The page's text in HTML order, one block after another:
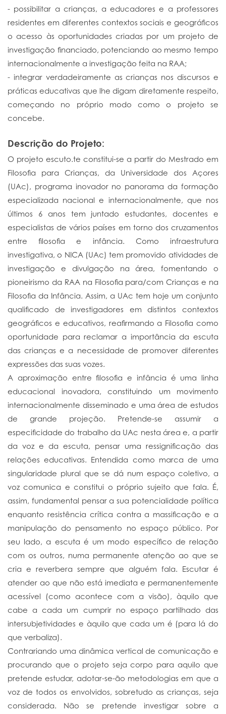
- possibilitar a crianças, a educadores e a professores
residentes em diferentes contextos sociais e geográficos
o acesso às oportunidades criadas por um projeto de
investigação financiado, potenciando ao mesmo tempo
internacionalmente a investigação feita na RAA;
- integrar verdadeiramente as crianças nos discursos e
práticas educativas que lhe digam diretamente respeito,
começando no próprio modo como o projeto se
concebe.
Descrição do Projeto:
O projeto escuto.te constitui-se a partir do Mestrado em
Filosofia para Crianças, da Universidade dos Açores
(UAc), programa inovador no panorama da formação
especializada nacional e internacionalmente, que nos
últimos 6 anos tem juntado estudantes, docentes e
especialistas de vários países em torno dos cruzamentos
entre filosofia e infância. Como infraestrutura
investigativa, o NICA (UAc) tem promovido atividades de
investigação e divulgação na área, fomentando o
pioneirismo da RAA na Filosofia para/com Crianças e na
Filosofia da Infância. Assim, a UAc tem hoje um conjunto
qualificado de investigadores em distintos contextos
geográficos e educativos, reafirmando a Filosofia como
oportunidade para reclamar a importância da escuta
das crianças e a necessidade de promover diferentes
expressões das suas vozes.
A aproximação entre filosofia e infância é uma linha
educacional inovadora, constituindo um movimento
internacionalmente disseminado e uma área de estudos
de grande projeção. Pretende-se assumir a
especificidade do trabalho da UAc nesta área e, a partir
da voz e da escuta, pensar uma ressignificação das
relações educativas. Entendida como marca de uma
singularidade plural que se dá num espaço coletivo, a
voz comunica e constitui o próprio sujeito que fala. É,
assim, fundamental pensar a sua potencialidade política
enquanto resistência crítica contra a massificação e a
manipulação do pensamento no espaço público. Por
seu lado, a escuta é um modo específico de relação
com os outros, numa permanente atenção ao que se
cria e reverbera sempre que alguém fala. Escutar é
atender ao que não está imediata e permanentemente
acessível (como acontece com a visão), àquilo que
cabe a cada um cumprir no espaço partilhado das
intersubjetividades e àquilo que cada um é (para lá do
que verbaliza).
Contrariando uma dinâmica vertical de comunicação e
procurando que o projeto seja corpo para aquilo que
pretende estudar, adotar-se-ão metodologias em que a
voz de todos os envolvidos, sobretudo as crianças, seja
considerada. Não se pretende investigar sobre a